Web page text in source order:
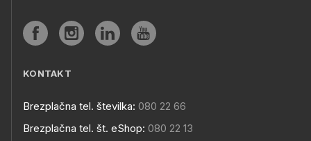
KONTAKT
Brezplačna tel. številka: 080 22 66
Brezplačna tel. št. eShop: 080 22 13